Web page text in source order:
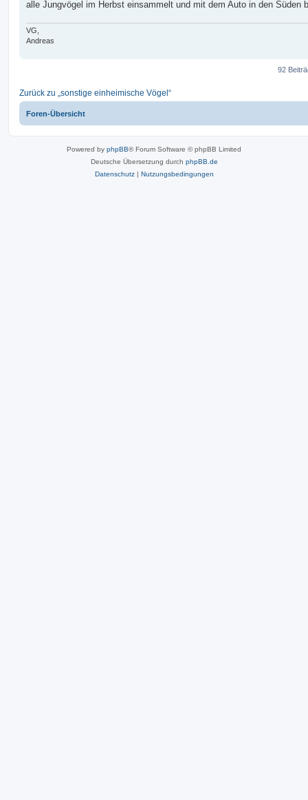
alle Jungvögel im Herbst einsammelt und mit dem Auto in den Süden
VG,
Andreas
92
Zurück zu „sonstige einheimische Vögel“
Foren-Übersicht
Powered by phpBB® Forum Software © phpBB Limited
Deutsche Übersetzung durch phpBB.de
Datenschutz| Nutzungsbedingungen